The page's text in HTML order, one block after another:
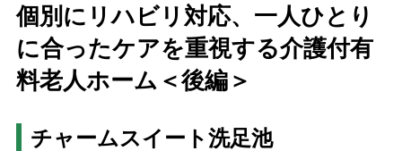
個別にリハビリ対応、一人ひとり
に合ったケアを重視する介護付有
料老人ホーム＜後編＞
チャームスイート洗足池